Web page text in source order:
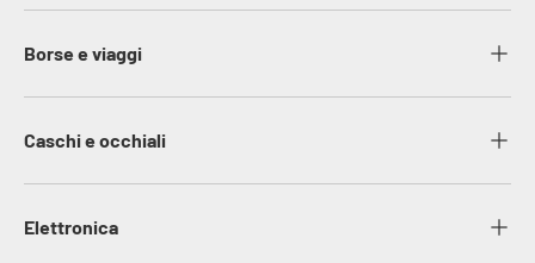
Borse e viaggi
Caschi e occhiali
Elettronica